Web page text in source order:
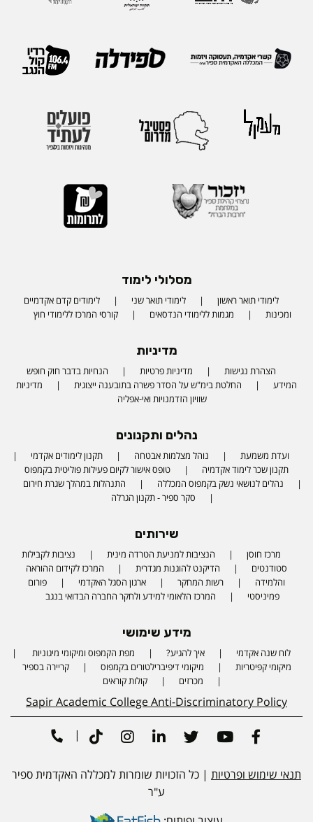
מסלולי לימוד
לימודי תואר ראשון לימודי תואר שני
לימודים קדם אקדמיים
ומכינות
מגמות ללימודי הנדסאים קורסי המרכז ללימודי חוץ
מדיניות
הצהרת נגישות מדיניות פרטיות
הנחיות בדבר חוק חופש
המידע
החלטת בימ"ש על הסדר פשרה בתובענה ייצוגית
מדיניות
שוויון הזדמנויות ואי-אפליה
נהלים ותקנונים
ועדת משמעת נוהל מצלמות אבטחה
תקנון לימודים אקדמי
תקנון שכר לימוד אקדמיה
טופס אישור לקיום פעילות פוליטית בקמפוס
נהלים לנושאי נשק בקמפוס המכללה
התנהלות במהלך שגרת חירום
סקר ספיר - תקנון הגרלה
שירותים
מרכז חוסן הנציבות למניעת הטרדה מינית
נציבות לקבילות
סטודנטים
הדיקנט להוגנות מגדרית
המרכז לקידום ההוראה
והלמידה
רשות המחקר ארגון הסגל האקדמי
פורום
פמיניסטי
המרכז הלאומי למידע ולחקר החברה הבדואי בנגב
מידע שימושי
לוח שנה אקדמי איך להגיע?
מפת הקמפוס ומיקומי מיגוניות
מיקומי קפיטריות
מיקומי דיפיברילטורים בקמפוס
קריירה בספיר
מכרזים
קולות קוראים
Sapir Academic College Anti-Discriminatory Policy
תנאי שימוש ופרטיות | כל הזכויות שומרות למכללה האקדמית ספיר
ע"ר
Facebook
Youtube
Twitter
Linkedin
Instagram
Tiktok
|
Phone number